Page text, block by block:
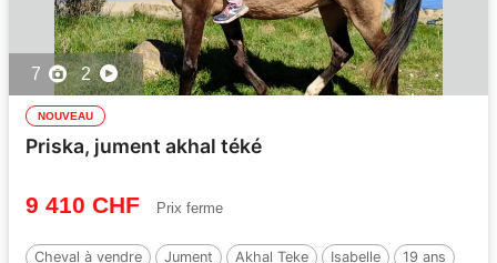
7 2
NOUVEAU
Priska, jument akhal téké
9 410 CHF Prix ferme
Cheval à vendre Jument Akhal Teke Isabelle
19 ans